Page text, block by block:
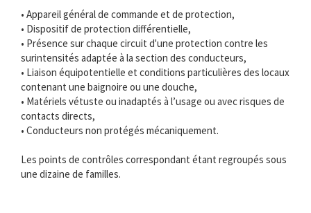
• Appareil général de commande et de protection,
• Dispositif de protection différentielle,
• Présence sur chaque circuit d'une protection contre les
surintensités adaptée à la section des conducteurs,
• Liaison équipotentielle et conditions particulières des locaux
contenant une baignoire ou une douche,
• Matériels vétuste ou inadaptés à l’usage ou avec risques de
contacts directs,
• Conducteurs non protégés mécaniquement.
Les points de contrôles correspondant étant regroupés sous
une dizaine de familles.